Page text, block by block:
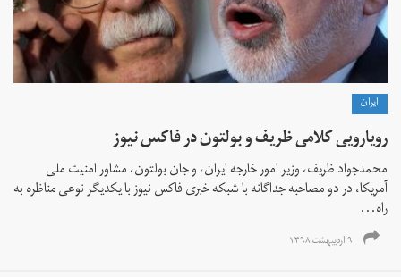
ايران
رویارویی کلامی ظریف و بولتون در فاکس نیوز
محمدجواد ظریف، وزیر امور خارجه ایران، و جان بولتون، مشاور امنیت ملی
آمریکا، در دو مصاحبه جداگانه با شبکه خبری فاکس نیوز با یکدیگر نوعی مناظره به
راه...
۹ اردیبهشت ۱۳۹۸